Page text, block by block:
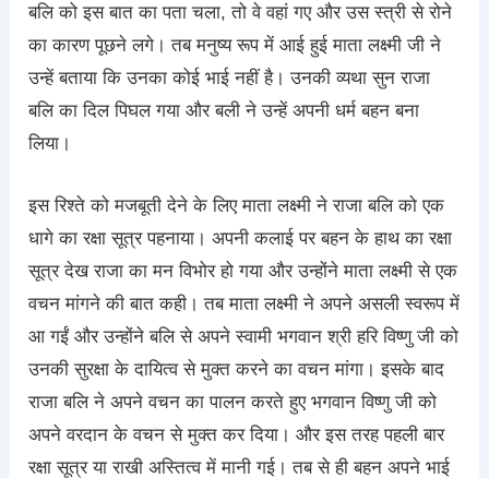
बलि को इस बात का पता चला, तो वे वहां गए और उस स्त्री से रोने
का कारण पूछने लगे। तब मनुष्य रूप में आई हुई माता लक्ष्मी जी ने
उन्हें बताया कि उनका कोई भाई नहीं है। उनकी व्यथा सुन राजा
बलि का दिल पिघल गया और बली ने उन्हें अपनी धर्म बहन बना
लिया।
इस रिश्ते को मजबूती देने के लिए माता लक्ष्मी ने राजा बलि को एक
धागे का रक्षा सूत्र पहनाया। अपनी कलाई पर बहन के हाथ का रक्षा
सूत्र देख राजा का मन विभोर हो गया और उन्होंने माता लक्ष्मी से एक
वचन मांगने की बात कही। तब माता लक्ष्मी ने अपने असली स्वरूप में
आ गईं और उन्होंने बलि से अपने स्वामी भगवान श्री हरि विष्णु जी को
उनकी सुरक्षा के दायित्व से मुक्त करने का वचन मांगा। इसके बाद
राजा बलि ने अपने वचन का पालन करते हुए भगवान विष्णु जी को
अपने वरदान के वचन से मुक्त कर दिया। और इस तरह पहली बार
रक्षा सूत्र या राखी अस्तित्व में मानी गई। तब से ही बहन अपने भाई